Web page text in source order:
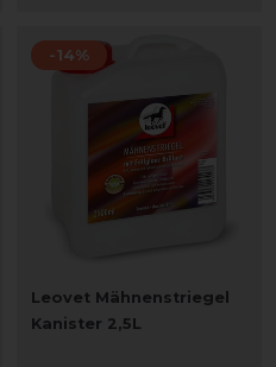
-14%
Leovet Mähnenstriegel
Kanister 2,5L